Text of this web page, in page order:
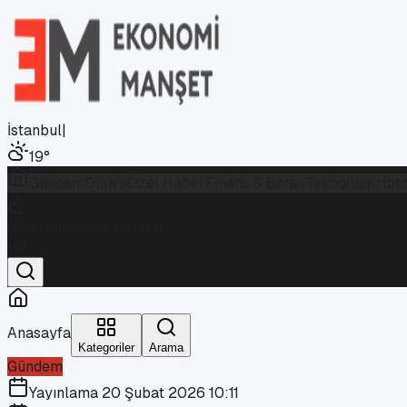
İstanbul|
19°
Anasayfa
Kategoriler Arama
Gündem
Yayınlama 20 Şubat 2026 10:11